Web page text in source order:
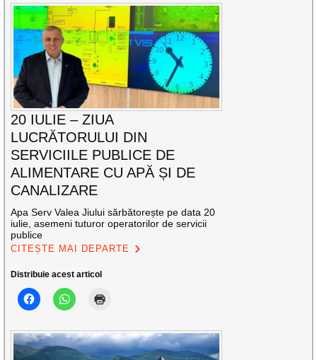
20 IULIE – ZIUA
LUCRĂTORULUI DIN
SERVICIILE PUBLICE DE
ALIMENTARE CU APĂ ȘI DE
CANALIZARE
Apa Serv Valea Jiului sărbătorește pe data 20
iulie, asemeni tuturor operatorilor de servicii
publice
CITEȘTE MAI DEPARTE
Distribuie acest articol